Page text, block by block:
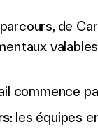
de
commence
: les équipes